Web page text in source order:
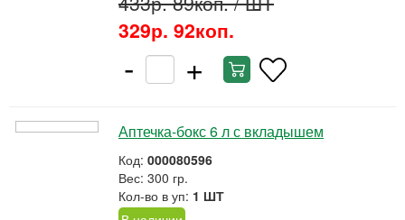
329р. 92коп.
- +
Аптечка-бокс 6 л с вкладышем
Код: 000080596
Вес: 300 гр.
Кол-во в уп: 1 ШТ